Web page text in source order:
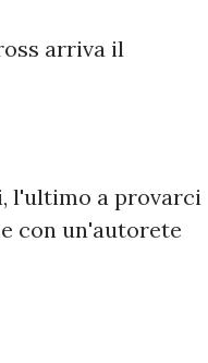
arriva il
l'ultimo a provarci
con un'autorete